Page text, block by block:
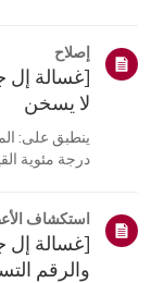
إصلاح
[غسالة إل
لا يسخن
درجة مئوية
بدرجة حرار...
استكشاف
[غسالة إل
والرقم